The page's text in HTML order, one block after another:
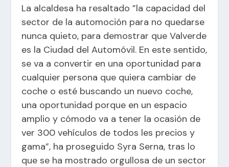
La alcaldesa ha resaltado ”la capacidad del
sector de la automoción para no quedarse
nunca quieto, para demostrar que Valverde
es la Ciudad del Automóvil. En este sentido,
se va a convertir en una oportunidad para
cualquier persona que quiera cambiar de
coche o esté buscando un nuevo coche,
una oportunidad porque en un espacio
amplio y cómodo va a tener la ocasión de
ver 300 vehículos de todos les precios y
gama”, ha proseguido Syra Serna, tras lo
que se ha mostrado orgullosa de un sector